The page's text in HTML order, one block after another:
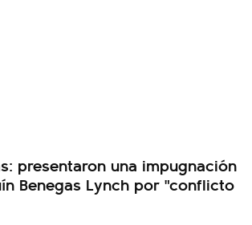
presentaron una impugnación
Benegas Lynch por "conflicto